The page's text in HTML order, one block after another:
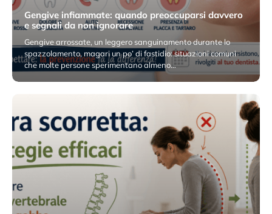
Gengive infiammate: quando preoccuparsi davvero
e segnali da non ignorare
Gengive arrossate, un leggero sanguinamento durante lo
spazzolamento, magari un po’ di fastidio: situazioni comuni
che molte persone sperimentano almeno…
11 Maggio 2026